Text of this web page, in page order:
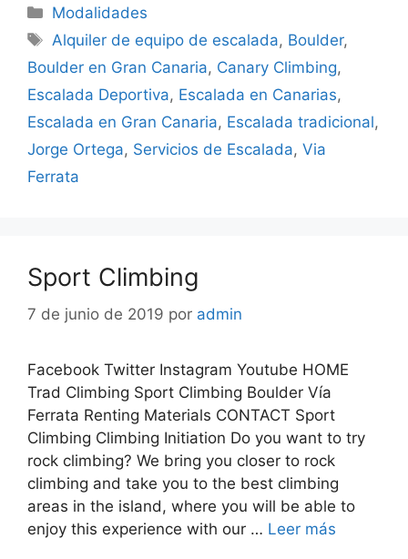
Modalidades
Alquiler de equipo de escalada, Boulder,
Boulder en Gran Canaria, Canary Climbing,
Escalada Deportiva, Escalada en Canarias,
Escalada en Gran Canaria, Escalada tradicional,
Jorge Ortega, Servicios de Escalada, Via
Ferrata
Sport Climbing
7 de junio de 2019 por admin
Facebook Twitter Instagram Youtube HOME
Trad Climbing Sport Climbing Boulder Vía
Ferrata Renting Materials CONTACT Sport
Climbing Climbing Initiation Do you want to try
rock climbing? We bring you closer to rock
climbing and take you to the best climbing
areas in the island, where you will be able to
enjoy this experience with our … Leer más